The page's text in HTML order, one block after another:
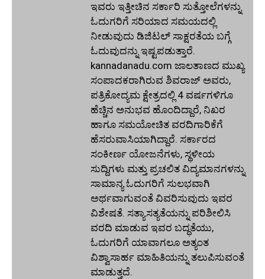
ಇವರು ಇತ್ತೀಚಿನ ಸರ್ಕಾರಿ ಸುತ್ತೋಲೆಗಳನ್ನು
ಓದುಗರಿಗೆ ಸರಿಯಾದ ಸಮಯದಲ್ಲಿ
ನೀಡುವುದು ಡಿಜಿಟಲ್ ಸಾಕ್ಷರತೆಯ ಬಗ್ಗೆ
ಓದುವುದನ್ನು ಇಷ್ಟಪಡುತ್ತಾರೆ.
kannadanadu.com ಜಾಲತಾಣದ ಮುಖ್ಯ
ಸಂಪಾದಕರಾಗಿರುವ ಶಿವರಾಜ್ ಅವರು,
ಪತ್ರಿಕೋದ್ಯಮ ಕ್ಷೇತ್ರದಲ್ಲಿ 4 ವರ್ಷಗಳಿಗೂ
ಹೆಚ್ಚಿನ ಅನುಭವ ಹೊಂದಿದ್ದಾರೆ, ನಿಖರ
ಹಾಗೂ ಸಮಯೋಚಿತ ವರದಿಗಾರಿಕೆಗೆ
ಹೆಸರುವಾಸಿಯಾಗಿದ್ದಾರೆ. ಸರ್ಕಾರದ
ಸಂಕೀರ್ಣ ಯೋಜನೆಗಳು, ಸ್ಥಳೀಯ
ಸುದ್ದಿಗಳು ಮತ್ತು ಪ್ರಚಲಿತ ವಿದ್ಯಮಾನಗಳನ್ನು
ಸಾಮಾನ್ಯ ಓದುಗರಿಗೆ ಸುಲಭವಾಗಿ
ಅರ್ಥವಾಗುವಂತೆ ವಿವರಿಸುವುದು ಇವರ
ವಿಶೇಷತೆ. ಸತ್ಯಾಸತ್ಯತೆಯನ್ನು ಪರಿಶೀಲಿಸಿ
ವರದಿ ಮಾಡುವ ಇವರ ಬದ್ಧತೆಯು,
ಓದುಗರಿಗೆ ಯಾವಾಗಲೂ ಅತ್ಯಂತ
ವಿಶ್ವಾಸಾರ್ಹ ಮಾಹಿತಿಯನ್ನು ತಲುಪಿಸುವಂತೆ
ಮಾಡುತ್ತದೆ.